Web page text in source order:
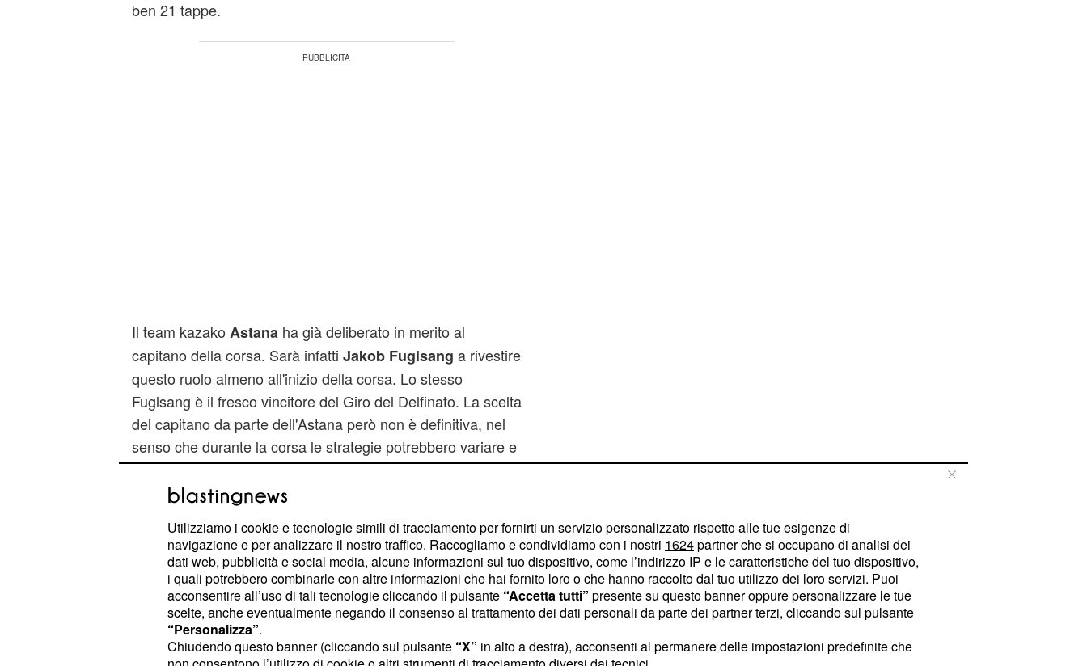
ben 21 tappe.
Il team kazako Astana ha già deliberato in merito al
capitano della corsa. Sarà infatti Jakob Fuglsang a rivestire
questo ruolo almeno all'inizio della corsa. Lo stesso
Fuglsang è il fresco vincitore del Giro del Delfinato. La scelta
del capitano da parte dell'Astana però non è definitiva, nel
senso che durante la corsa le strategie potrebbero variare e
il dualismo Fuglsang-Aru potrebbe giovare al team e ai due
per una possibile vittoria finale.
Come avrà reagito Aru, nell'apprendere che non si partirà
con lui come capitano? Ecco nel paragrafo successivo le
dichiarazioni del corridore sardo.
Aru: "Con Jakob siamo fratelli di
corsa"
Utilizziamo i cookie e tecnologie simili di tracciamento per fornirti un servizio personalizzato rispetto alle tue esigenze di
navigazione e per analizzare il nostro traffico. Raccogliamo e condividiamo con i nostri 1624partner che si occupano di analisi dei
dati web, pubblicità e social media, alcune informazioni sul tuo dispositivo, come l’indirizzo IP e le caratteristiche del tuo dispositivo,
i quali potrebbero combinarle con altre informazioni che hai fornito loro o che hanno raccolto dal tuo utilizzo dei loro servizi. Puoi
acconsentire all’uso di tali tecnologie cliccando il pulsante “Accetta tutti” presente su questo banner oppure personalizzare le tue
scelte, anche eventualmente negando il consenso al trattamento dei dati personali da parte dei partner terzi, cliccando sul pulsante
“Personalizza”.
Chiudendo questo banner (cliccando sul pulsante “X” in alto a destra), acconsenti al permanere delle impostazioni predefinite che